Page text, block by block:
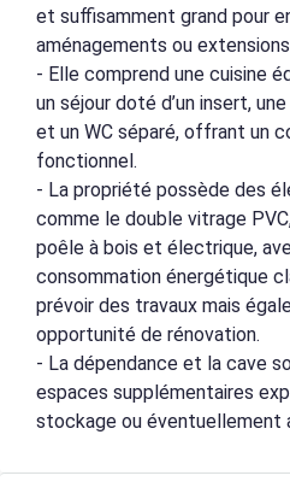
et suffisamment grand pour
aménagements ou
- Elle comprend une cuisine
un séjour doté d’un insert,
et un WC séparé, offrant un
fonctionnel.
- La propriété possède des
comme le double vitrage
poêle à bois et électrique,
consommation énergétique
prévoir des travaux mais
opportunité de rénovation.
- La dépendance et la cave
espaces supplémentaires
stockage ou éventuellement